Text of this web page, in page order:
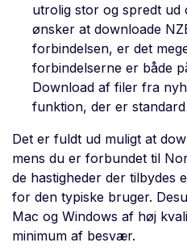
utrolig stor og spredt ud
ønsker at downloade
forbindelsen, er det
forbindelserne er både
Download af filer fra
funktion, der er
Det er fuldt ud muligt at
mens du er forbundet til
de hastigheder der tilbydes
for den typiske bruger.
Mac og Windows af høj
minimum af besvær.